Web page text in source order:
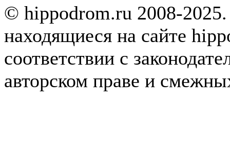
© hippodrom.ru 2008-
находящиеся на сайте
соответствии с
авторском праве и